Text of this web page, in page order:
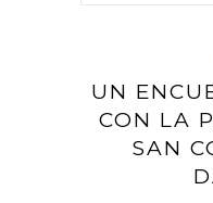
UN
CON LA
SAN